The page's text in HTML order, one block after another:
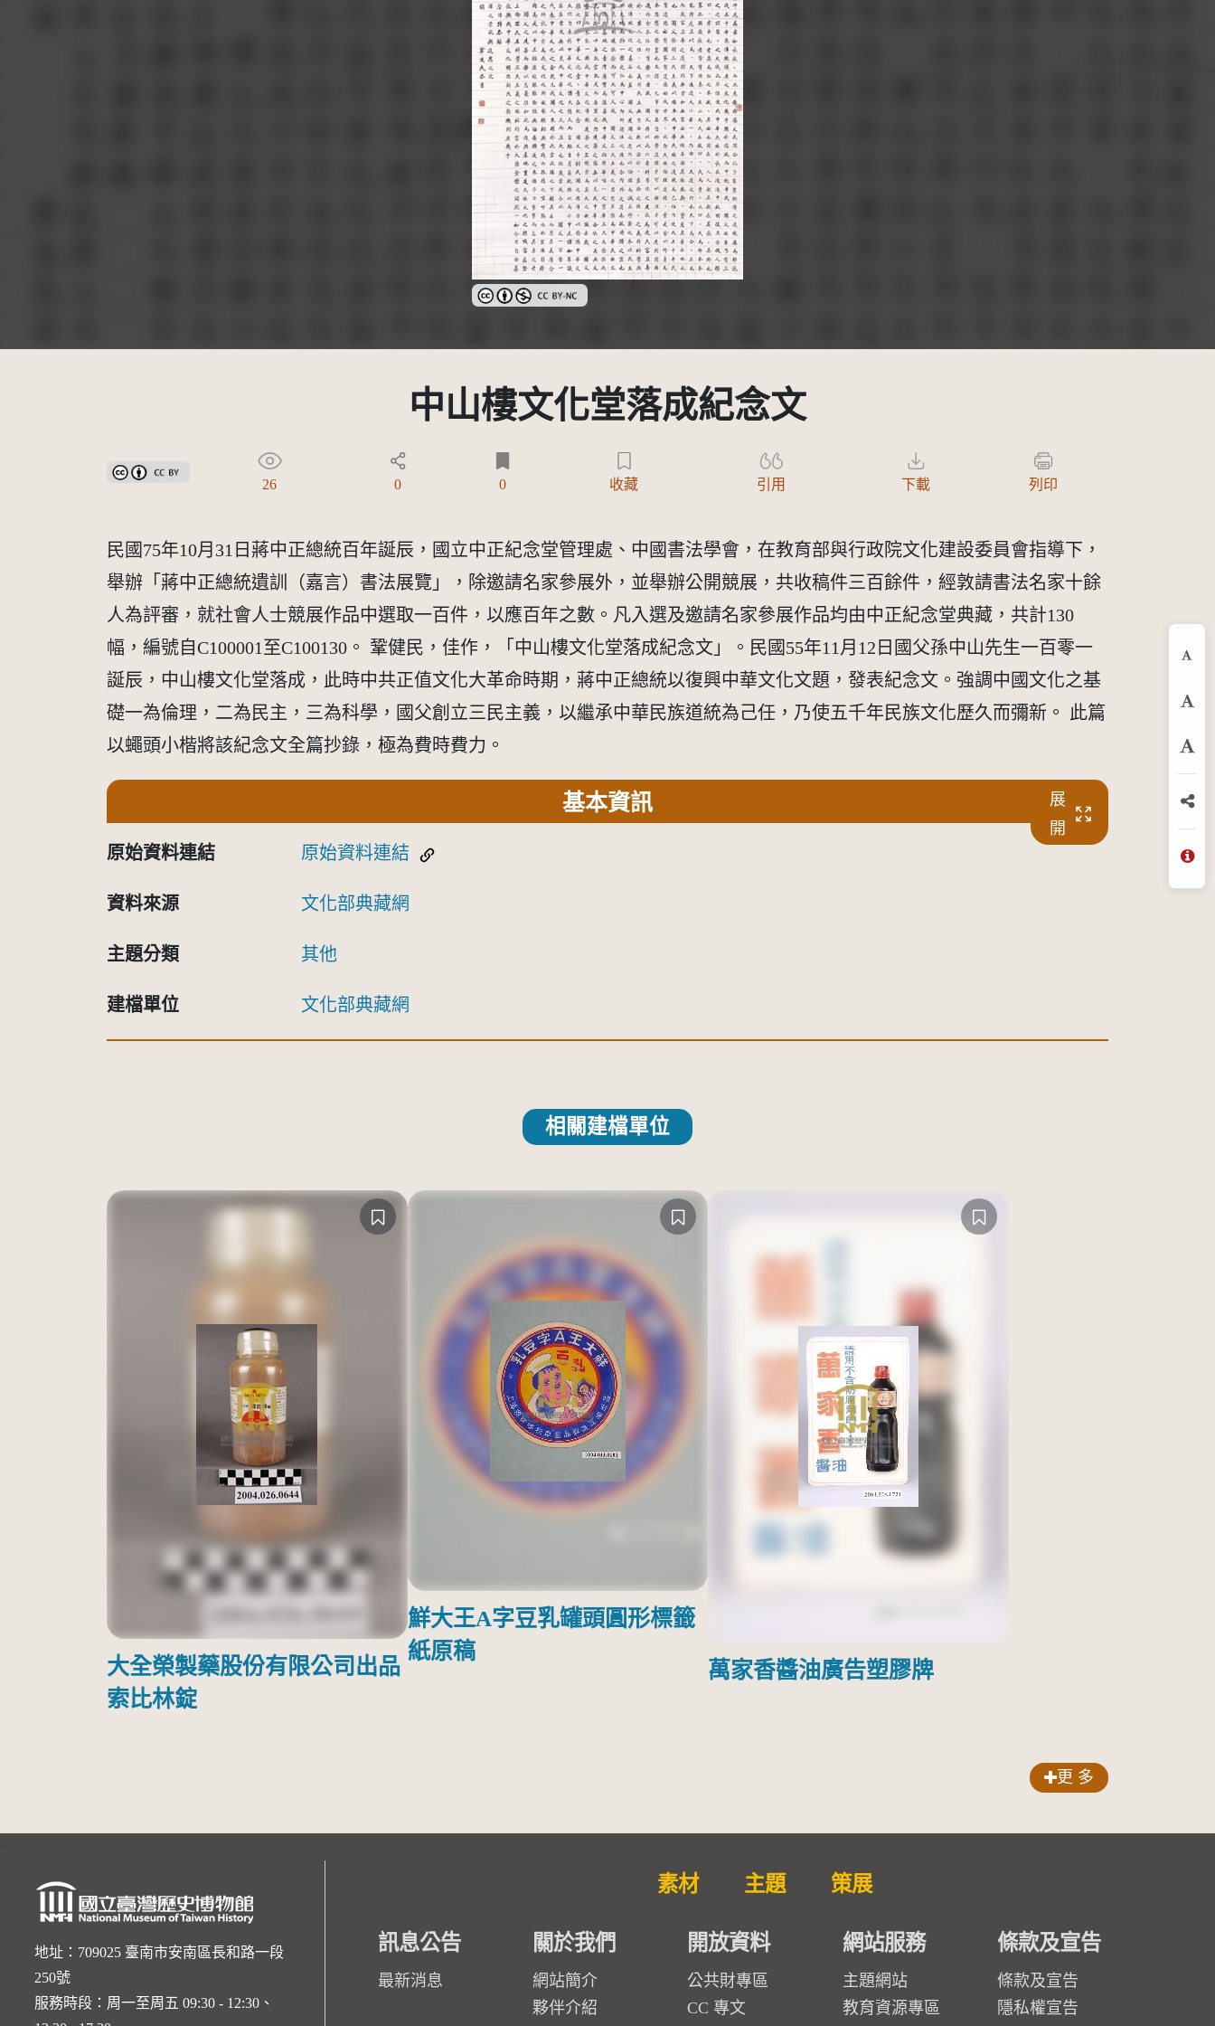
創用CC姓名標示-非商業性 3.0 台灣及其後版本(CC BY-NC 3.0 TW +)
中山樓文化堂落成紀念文
創用CC姓名標示 3.0 台灣及其後版本(CC BY 3.0 TW +)
26 0 0 收藏 引用 下載 列印
民國75年10月31日蔣中正總統百年誕辰，國立中正紀念堂管理處、中國書法學會，在教育部與行政院文化建設委員會指導下，
舉辦「蔣中正總統遺訓（嘉言）書法展覽」，除邀請名家參展外，並舉辦公開競展，共收稿件三百餘件，經敦請書法名家十餘
人為評審，就社會人士競展作品中選取一百件，以應百年之數。凡入選及邀請名家參展作品均由中正紀念堂典藏，共計130
幅，編號自C100001至C100130。 鞏健民，佳作，「中山樓文化堂落成紀念文」。民國55年11月12日國父孫中山先生一百零一
誕辰，中山樓文化堂落成，此時中共正值文化大革命時期，蔣中正總統以復興中華文化文題，發表紀念文。強調中國文化之基
礎一為倫理，二為民主，三為科學，國父創立三民主義，以繼承中華民族道統為己任，乃使五千年民族文化歷久而彌新。 此篇
以蠅頭小楷將該紀念文全篇抄錄，極為費時費力。
基本資訊
展
開
原始資料連結 原始資料連結
資料來源 文化部典藏網
主題分類 其他
建檔單位 文化部典藏網
相關建檔單位
大全榮製藥股份有限公司出品
索比林錠
鮮大王A字豆乳罐頭圓形標籤
紙原稿
萬家香醬油廣告塑膠牌
更 多
放
分
地址：709025 臺南市安南區長和路一段
250號
服務時段：周一至周五 09:30 - 12:30、
素材 主題 策展
訊息公告
最新消息
關於我們
網站簡介
夥伴介紹
開放資料
公共財專區
CC 專文
網站服務
主題網站
教育資源專區
條款及宣告
條款及宣告
隱私權宣告